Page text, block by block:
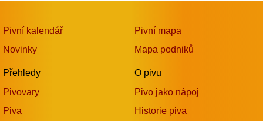
Pivní kalendář
Novinky
Přehledy
Pivovary
Piva
Pivní mapa
Mapa podniků
O pivu
Pivo jako nápoj
Historie piva